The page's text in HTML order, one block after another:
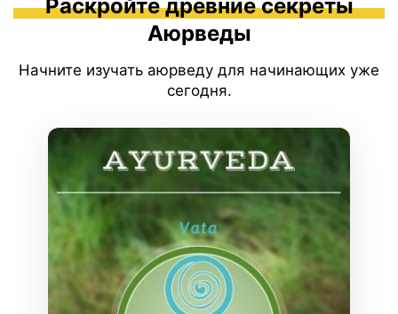
Раскройте древние секреты
Аюрведы
Начните изучать аюрведу для начинающих уже
сегодня.